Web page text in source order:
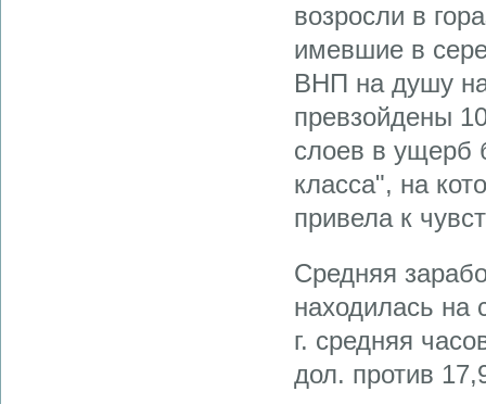
возросли в
имевшие в
ВНП на душу
превзойде­ны
сло­ев в ущерб
класса", на
привела к
Средняя
находилась на
г. средняя
дол. против